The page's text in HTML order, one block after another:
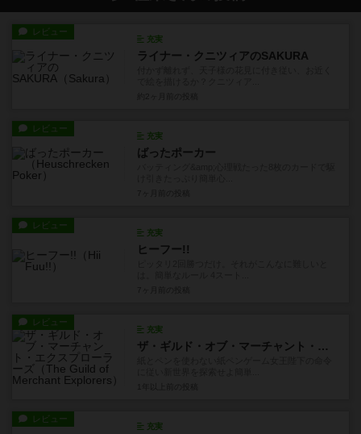
レビュー
充実
ライナー・クニツィアのSAKURA
レビュー
充実
ばったポーカー
レビュー
充実
ヒーフー!!
レビュー
充実
ザ・ギルド・オブ・マーチャント・エクスプローラーズ
レビュー
充実